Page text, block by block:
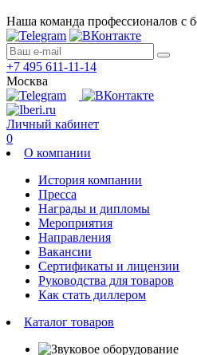
Наша команда профессионалов с
+7 495 611-11-14
Москва
Личный кабинет
0
О компании
История компании
Пресса
Награды и дипломы
Мероприятия
Направления
Вакансии
Сертификаты и лицензии
Руководства для товаров
Как стать диллером
Каталог товаров